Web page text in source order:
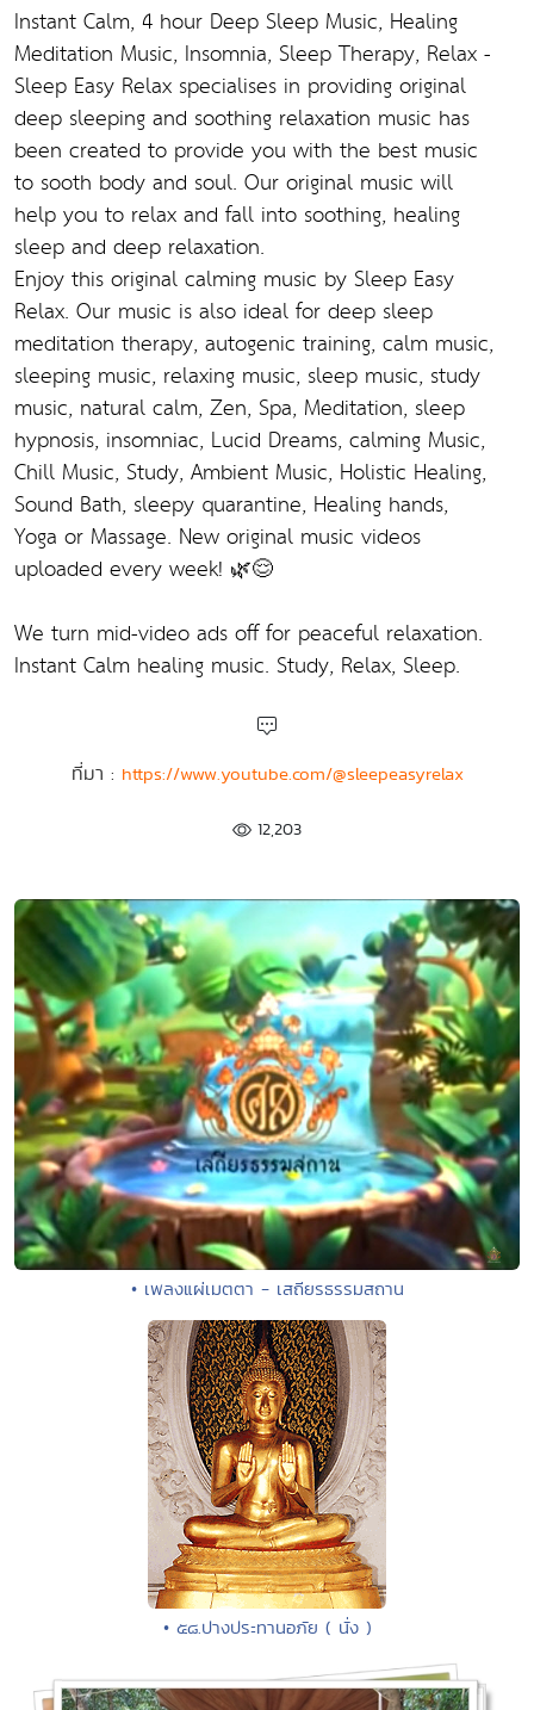
Instant Calm, 4 hour Deep Sleep Music, Healing
Meditation Music, Insomnia, Sleep Therapy, Relax -
Sleep Easy Relax specialises in providing original
deep sleeping and soothing relaxation music has
been created to provide you with the best music
to sooth body and soul. Our original music will
help you to relax and fall into soothing, healing
sleep and deep relaxation.
Enjoy this original calming music by Sleep Easy
Relax. Our music is also ideal for deep sleep
meditation therapy, autogenic training, calm music,
sleeping music, relaxing music, sleep music, study
music, natural calm, Zen, Spa, Meditation, sleep
hypnosis, insomniac, Lucid Dreams, calming Music,
Chill Music, Study, Ambient Music, Holistic Healing,
Sound Bath, sleepy quarantine, Healing hands,
Yoga or Massage. New original music videos
uploaded every week! 🌿😌
We turn mid-video ads off for peaceful relaxation.
Instant Calm healing music. Study, Relax, Sleep.
ที่มา : https://www.youtube.com/@sleepeasyrelax
12,203
• เพลงแผ่เมตตา - เสถียรธรรมสถาน
• ๕๘.ปางประทานอภัย ( นั่ง )